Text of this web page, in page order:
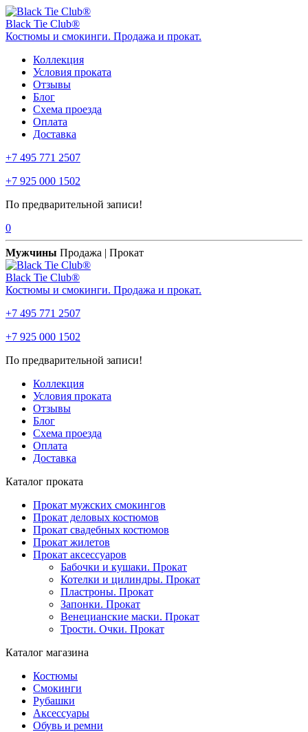
Black Tie Club®
Костюмы и смокинги. Продажа и прокат.
Коллекция
Условия проката
Отзывы
Блог
Схема проезда
Оплата
Доставка
+7 495 771 2507
+7 925 000 1502
По предварительной записи!
0
Мужчины Продажа | Прокат
Black Tie Club®
Костюмы и смокинги. Продажа и прокат.
+7 495 771 2507
+7 925 000 1502
По предварительной записи!
Коллекция
Условия проката
Отзывы
Блог
Схема проезда
Оплата
Доставка
Каталог проката
Прокат мужских смокингов
Прокат деловых костюмов
Прокат свадебных костюмов
Прокат жилетов
Прокат аксессуаров
Бабочки и кушаки. Прокат
Котелки и цилиндры. Прокат
Пластроны. Прокат
Запонки. Прокат
Венецианские маски. Прокат
Трости. Очки. Прокат
Каталог магазина
Костюмы
Смокинги
Рубашки
Аксессуары
Обувь и ремни